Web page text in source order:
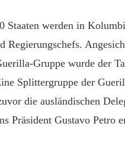
Staaten werden in
Regierungschefs.
Gruppe wurde der
Splittergruppe der
die ausländischen
Präsident Gustavo Petro